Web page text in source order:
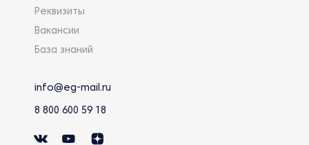
Реквизиты
Вакансии
База знаний
info@eg-mail.ru
8 800 600 59 18